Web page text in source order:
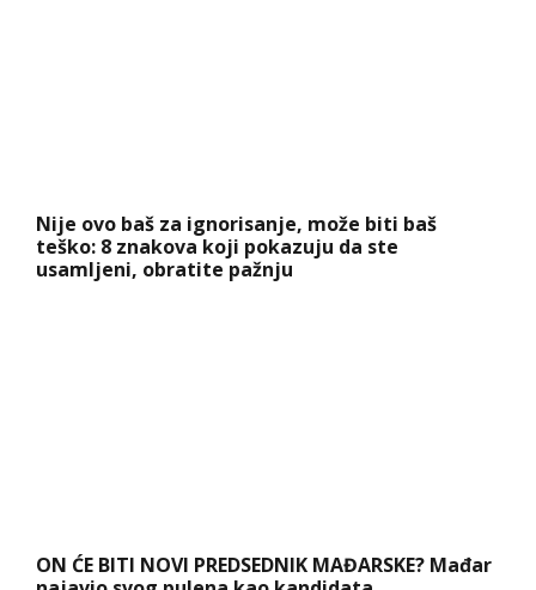
Nije ovo baš za ignorisanje, može biti baš
teško: 8 znakova koji pokazuju da ste
usamljeni, obratite pažnju
ON ĆE BITI NOVI PREDSEDNIK MAĐARSKE? Mađar